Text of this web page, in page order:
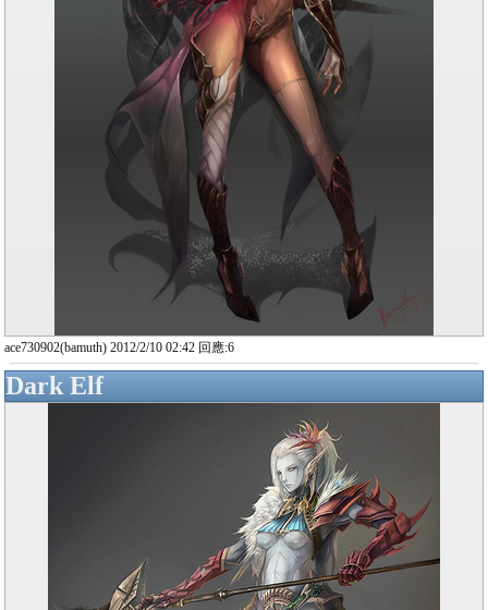
ace730902(bamuth) 2012/2/10 02:42 回應:6
Dark Elf